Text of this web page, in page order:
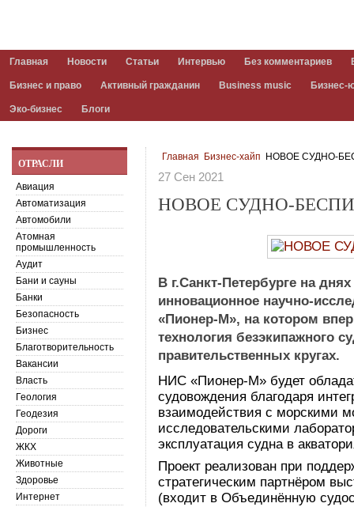
Главная Новости Статьи Интервью Без комментариев
Бизнес и право Активный гражданин Business music Бизнес-
Эко-бизнес Блоги
Главная Бизнес-хайп НОВОЕ СУДНО-
27 Сен 2021
НОВОЕ СУДНО-
В г.Санкт-Петербурге на
инновационное научно-
«Пионер-М», на котором
технология безэкипажного
правительственных кругах.
НИС «Пионер-М» будет
судовождения благодаря
взаимодействия с морскими
исследовательскими
эксплуатация судна в
Проект реализован при
стратегическим партнёром
(входит в Объединённую
ОТРАСЛИ
Авиация
Автоматизация
Автомобили
Атомная
промышленность
Аудит
Бани и сауны
Банки
Безопасность
Бизнес
Благотворительность
Вакансии
Власть
Геология
Геодезия
Дороги
ЖКХ
Животные
Здоровье
Интернет